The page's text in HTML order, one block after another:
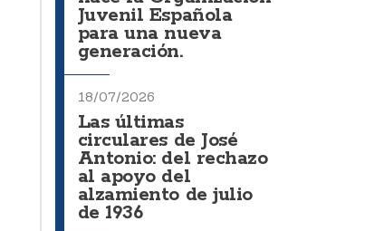
Juvenil Española
para una nueva
generación.
18/07/2026
Las últimas
circulares de José
Antonio: del rechazo
al apoyo del
alzamiento de julio
de 1936